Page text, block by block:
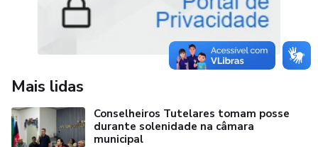
Mais lidas
Conselheiros Tutelares tomam posse
durante solenidade na câmara
municipal